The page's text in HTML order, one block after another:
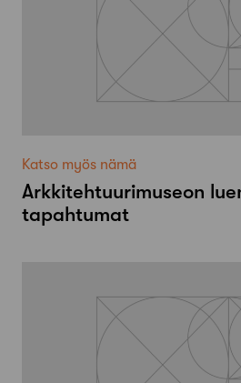
Katso myös nämä
Arkkitehtuurimuseon
tapahtumat